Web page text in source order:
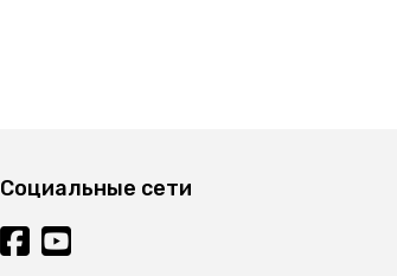
Социальные сети